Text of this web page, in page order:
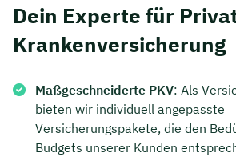
Dein Experte für
Krankenversicherung
Maßgeschneiderte PKV: Als
bieten wir individuell angepasste
Versicherungspakete, die den
Budgets unserer Kunden